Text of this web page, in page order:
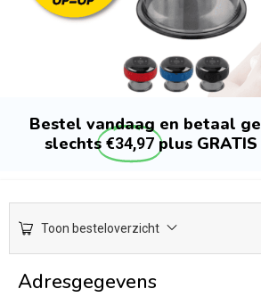
Bestel vandaag en betaal
slechts €34,97 plus
Toon besteloverzicht
Adresgegevens